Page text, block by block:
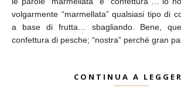
volgarmente “marmellata” qualsiasi tipo di
a base di frutta… sbagliando. Bene,
confettura di pesche; “nostra” perché gran
CONTINUA A